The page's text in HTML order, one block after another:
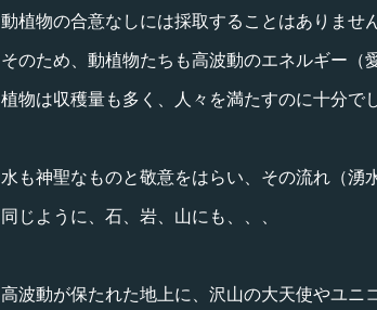
動植物の合意なしには採取することはありませ
そのため、動植物たちも高波動のエネルギー（
植物は収穫量も多く、人々を満たすのに十分でし
水も神聖なものと敬意をはらい、その流れ（湧
同じように、石、岩、山にも、、、
高波動が保たれた地上に、沢山の大天使やユ